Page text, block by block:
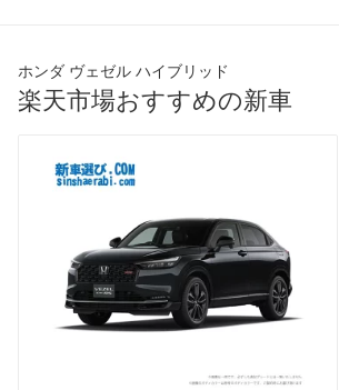
最高トルク 127 [13]/ 4,500
過給機 -
後輪サイズ 215/60R16 95H
26km/L
WLTC/市街地 28.2km/L 20.8km/L
WLTC/郊外 26.2km/L
-
ホンダ ヴェゼル ハイブリッド
楽天市場おすすめの新車